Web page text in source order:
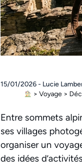
15/01/2026 - Lucie
> Voyage>
Entre sommets
ses villages
organiser un
des idées